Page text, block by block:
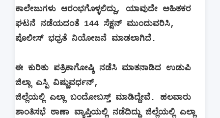
ಕಾಲೇಜುಗಳು ಆರಂಭಗೊಳ್ಳಲಿದ್ದು, ಯಾವುದೇ ಅಹಿತಕರ
ಘಟನೆ ನಡೆಯದಂತೆ 144 ಸೆಕ್ಷನ್ ಮುಂದುವರಿಸಿ,
ಪೊಲೀಸ್ ಭಧ್ರತೆ ನಿಯೋಜನೆ ಮಾಡಲಾಗಿದೆ.
ಈ ಕುರಿತು ಪತ್ರಿಕಾಗೋಷ್ಠಿ ನಡೆಸಿ ಮಾತನಾಡಿದ ಉಡುಪಿ
ಜಿಲ್ಲಾ ಎಸ್ಪಿ ವಿಷ್ಣುವರ್ಧನ್,
ಜಿಲ್ಲೆಯಲ್ಲಿ ಎಲ್ಲಾ ಬಂದೋಬಸ್ತ್ ಮಾಡಿದ್ದೇವೆ. ಹಲವಾರು
ಶಾಂತಿಸಭೆ ಠಾಣಾ ವ್ಯಾಪ್ತಿಯಲ್ಲಿ ನಡೆದಿದ್ದು ಜಿಲ್ಲೆಯಲ್ಲಿ ಎಲ್ಲಾ